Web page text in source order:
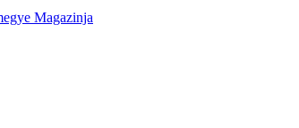
Magazinja